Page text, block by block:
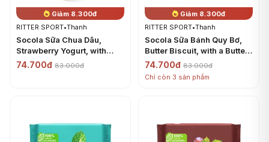
Giảm 8.300đ
RITTER SPORT•Thanh
Socola Sữa Chua Dâu,
Strawberry Yogurt, with
Strawberry Pieces from
74.700đ 83.000đ
Giảm 8.300đ
RITTER SPORT•Thanh
Socola Sữa Bánh Quy Bơ,
Butter Biscuit, with a Butter
Biscuit in Fine Cocoa
Creme, 3.5 oz (100g) -
RITTER SPORT
74.700đ 83.000đ
Chỉ còn 3 sản phẩm